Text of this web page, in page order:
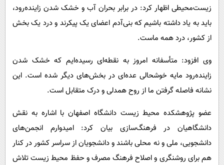
زیست‌محیطی اظهار کرد: در برابر بحران آب و خشک شدن زاینده‌رود،
باید به یاد داشته باشیم که بنی‌آدم اعضای یک پیکرند و درد یک بخش
از کشور، درد همه ماست.
وی افزود: متأسفانه امروز به نقطه‌ای رسیده‌ایم که خشک شدن
زاینده‌رود مایه خوشحالی عده‌ای در بخش‌های دیگر شده است. این
نشانه فاصله گرفتن ما از روح همدلی و درک متقابل است.
عضو پژوهشکده محیط زیست دانشگاه اصفهان با اشاره به نقش
دانشگاهیان در فرهنگ‌سازی بیان کرد: امیدوارم انجمن‌های
دانشجویی، ملی و نه محلی باشند و دانشجویان از سراسر کشور در کنار
هم برای روشنگری و اصلاح فرهنگ مصرف و حفظ محیط زیست تلاش